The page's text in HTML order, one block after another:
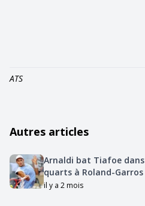
ATS
Autres articles
Arnaldi bat Tiafoe
quarts à Roland-Garros
il y a 2 mois